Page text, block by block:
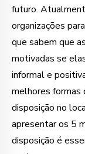
futuro.
organizações
que sabem que
motivadas se
informal e
melhores formas
disposição no
apresentar os 5
disposição é